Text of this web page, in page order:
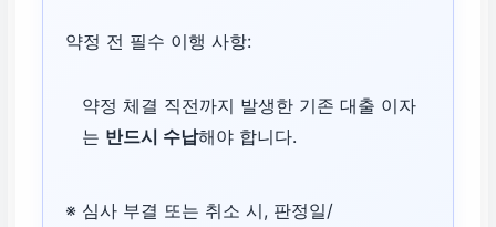
약정 전 필수 이행 사항:
약정 체결 직전까지 발생한 기존 대출 이자
는 반드시 수납해야 합니다.
※ 심사 부결 또는 취소 시, 판정일/